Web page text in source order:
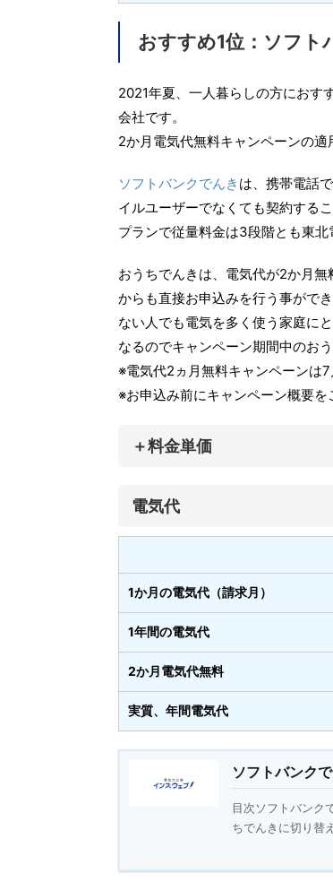
おすすめ1位：ソフト
2021年夏、一人暮らしの方におす
会社です。
2か月電気代無料キャンペーンの
ソフトバンクでんき は、携帯電話
イルユーザーでなくても契約する
プランで従量料金は3段階とも東北
おうちでんきは、電気代が2か月
からも直接お申込みを行う事がで
ない人でも電気を多く使う家庭に
なるのでキャンペーン期間中のお
※電気代2ヵ月無料キャンペーンは
※お申込み前にキャンペーン概要を
＋料金単価
電気代
1か月の電気代（請求月）
1年間の電気代
2か月電気代無料
実質、年間電気代
ソフトバンク
目次ソフトバンク
ちでんきに切り替